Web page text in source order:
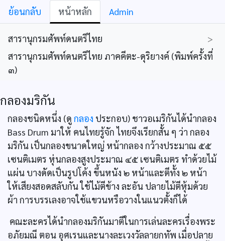
ย้อนกลับ หน้าหลัก Admin
สารานุกรมศัพท์ดนตรีไทย
>
สารานุกรมศัพท์ดนตรีไทย ภาคคีตะ-ดุริยางค์ (พิมพ์ครั้งที่
๓)
กลองมริกัน
กลองชนิดหนึ่ง (ดู กลอง ประกอบ) ชาวอเมริกันได้นำกลอง
Bass Drum มาให้ คนไทยรู้จัก ไทยจึงเรียกสั้น ๆ ว่า กลอง
มริกัน เป็นกลองขนาดใหญ่ หน้ากลอง กว้างประมาณ ๕๕
เซนติเมตร หุ่นกลองสูงประมาณ ๔๕ เซนติเมตร ทำด้วยไม้
แผ่น บางดัดเป็นรูปโค้ง ขึ้นหนัง ๒ หน้าและตีทั้ง ๒ หน้า
ให้เสียงสอดสลับกัน ใช้ไม้ตีข้าง ละอัน ปลายไม้ตีหุ้มด้วย
ผ้า การบรรเลงอาจใช้แขวนหรือวางในแนวตั้งก็ได้
คณะละครได้นำกลองมริกันมาตีในการเล่นละครเรื่องพระ
อภัยมณี ตอน อุศเรนและนางละเวงวัลลายกทัพ เมื่อปลาย